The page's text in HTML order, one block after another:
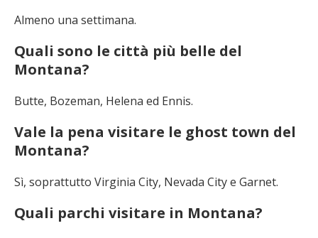
Almeno una settimana.
Quali sono le città più belle del
Montana?
Butte, Bozeman, Helena ed Ennis.
Vale la pena visitare le ghost town del
Montana?
Sì, soprattutto Virginia City, Nevada City e Garnet.
Quali parchi visitare in Montana?